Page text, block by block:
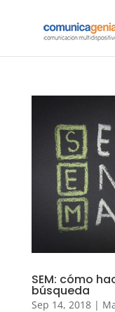
SEM: cómo
búsqueda
Sep 14, 2018|